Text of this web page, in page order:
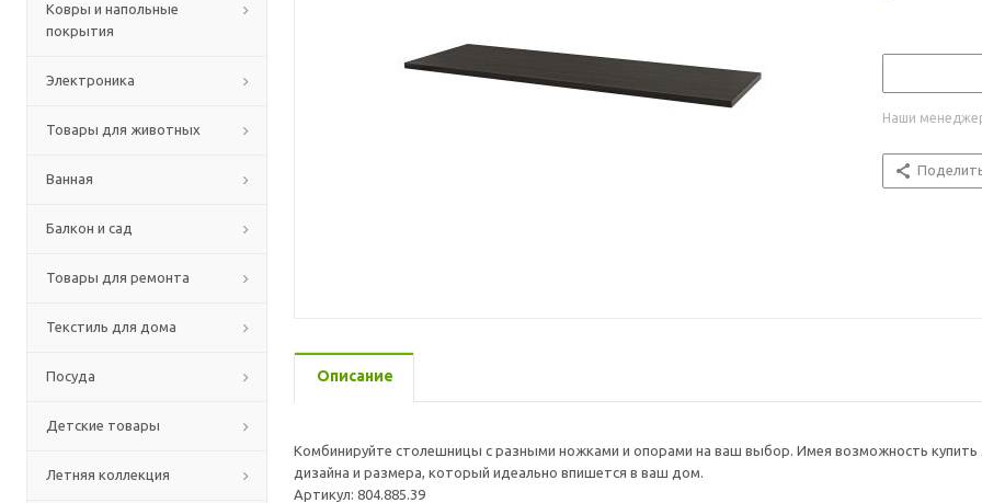
Ковры и напольные
покрытия
Электроника
Товары для животных
Ванная
Балкон и сад
Товары для ремонта
Текстиль для дома
Посуда
Детские товары
Летняя коллекция
Наши
Описание
Комбинируйте столешницы с разными ножками и опорами на ваш выбор. Имея возможность
дизайна и размера, который идеально впишется в ваш дом.
Артикул: 804.885.39